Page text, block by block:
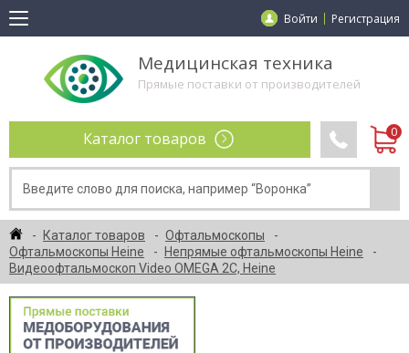
Войти Регистрация
Медицинская техника
Прямые поставки от производителей
Каталог товаров
Каталог товаров
Офтальмоскопы
Офтальмоскопы Heine
Непрямые офтальмоскопы Heine
Видеоофтальмоскоп Video OMEGA 2C, Heine